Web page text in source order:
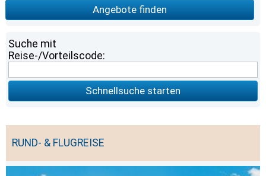
Angebote finden
Suche mit
Reise-/Vorteilscode:
Schnellsuche starten
RUND- & FLUGREISE